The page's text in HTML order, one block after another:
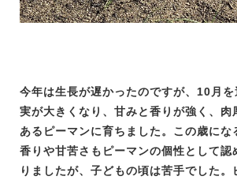
今年は生長が遅かったのですが、10月を
実が大きくなり、甘みと香りが強く、肉
あるピーマンに育ちました。この歳にな
香りや甘苦さもピーマンの個性として認
りましたが、子どもの頃は苦手でした。